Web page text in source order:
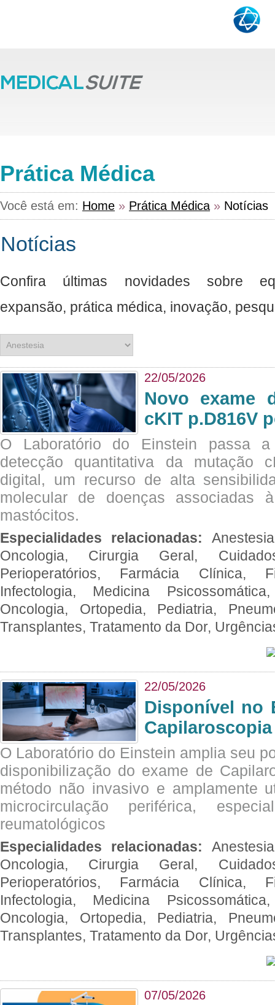
Prática Médica
Você está em: Home » Prática Médica » Notícias
Confira últimas novidades sobre
expansão, prática médica, inovação,
22/05/2026
Novo exame
cKIT p.D816V
O Laboratório do Einstein passa
detecção quantitativa da mutação
digital, um recurso de alta
molecular de doenças associadas
mastócitos.
Especialidades relacionadas:
Oncologia, Cirurgia Geral,
Perioperatórios, Farmácia Clínica,
Infectologia, Medicina
Oncologia, Ortopedia, Pediatria,
Transplantes, Tratamento da Dor,
22/05/2026
Disponível no
O Laboratório do Einstein amplia seu
disponibilização do exame de
método não invasivo e amplamente
microcirculação periférica,
reumatológicos
Especialidades relacionadas:
Oncologia, Cirurgia Geral,
Perioperatórios, Farmácia Clínica,
Infectologia, Medicina
Oncologia, Ortopedia, Pediatria,
Transplantes, Tratamento da Dor,
07/05/2026